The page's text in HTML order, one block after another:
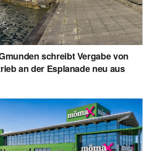
schreibt Vergabe von
an der Esplanade neu aus